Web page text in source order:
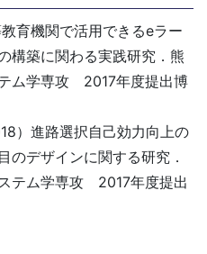
育機関で活用できるeラー
構築に関わる実践研究．熊
ム学専攻 2017年度提出博
）進路選択自己効力向上の
のデザインに関する研究．
テム学専攻 2017年度提出